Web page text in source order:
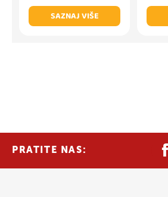
SAZNAJ VIŠE
PRATITE NAS: